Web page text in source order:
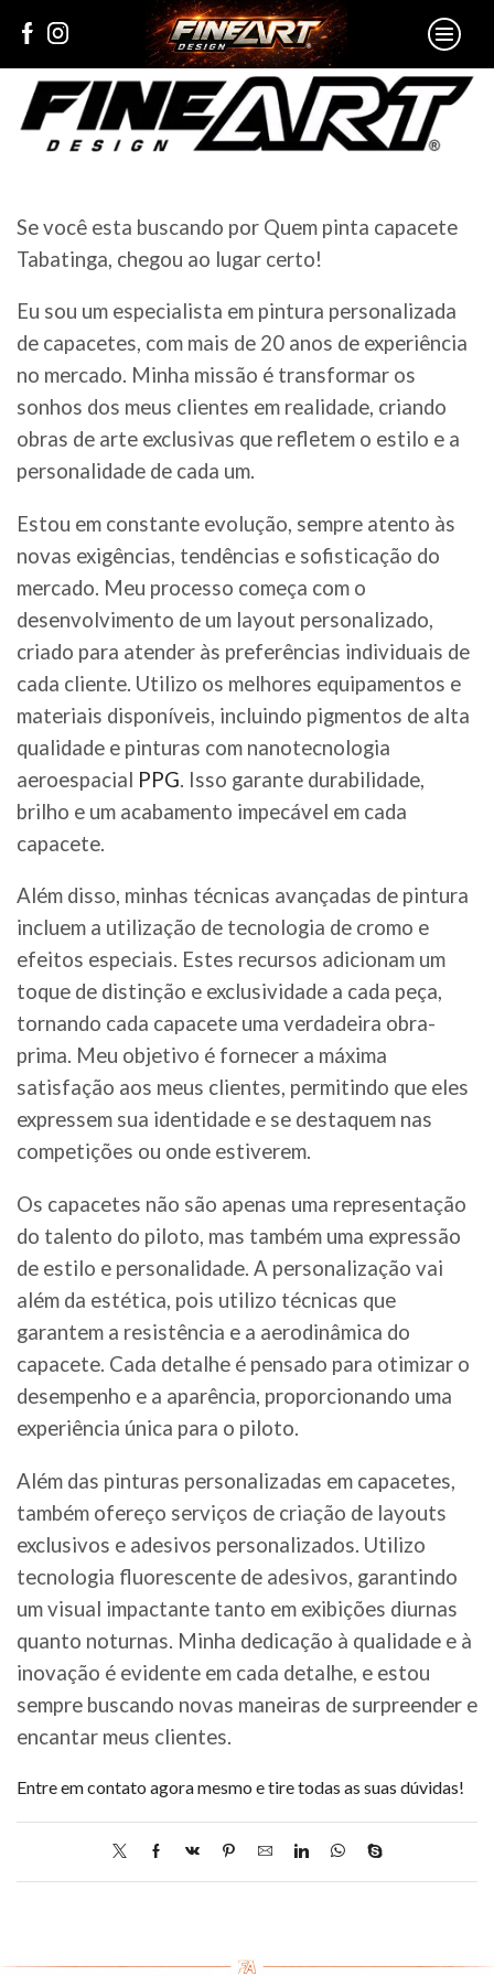
Se você esta buscando por Quem pinta capacete
Tabatinga, chegou ao lugar certo!
Eu sou um especialista em pintura personalizada
de capacetes, com mais de 20 anos de experiência
no mercado. Minha missão é transformar os
sonhos dos meus clientes em realidade, criando
obras de arte exclusivas que refletem o estilo e a
personalidade de cada um.
Estou em constante evolução, sempre atento às
novas exigências, tendências e sofisticação do
mercado. Meu processo começa com o
desenvolvimento de um layout personalizado,
criado para atender às preferências individuais de
cada cliente. Utilizo os melhores equipamentos e
materiais disponíveis, incluindo pigmentos de alta
qualidade e pinturas com nanotecnologia
aeroespacial PPG. Isso garante durabilidade,
brilho e um acabamento impecável em cada
capacete.
Além disso, minhas técnicas avançadas de pintura
incluem a utilização de tecnologia de cromo e
efeitos especiais. Estes recursos adicionam um
toque de distinção e exclusividade a cada peça,
tornando cada capacete uma verdadeira obra-
prima. Meu objetivo é fornecer a máxima
satisfação aos meus clientes, permitindo que eles
expressem sua identidade e se destaquem nas
competições ou onde estiverem.
Os capacetes não são apenas uma representação
do talento do piloto, mas também uma expressão
de estilo e personalidade. A personalização vai
além da estética, pois utilizo técnicas que
garantem a resistência e a aerodinâmica do
capacete. Cada detalhe é pensado para otimizar o
desempenho e a aparência, proporcionando uma
experiência única para o piloto.
Além das pinturas personalizadas em capacetes,
também ofereço serviços de criação de layouts
exclusivos e adesivos personalizados. Utilizo
tecnologia fluorescente de adesivos, garantindo
um visual impactante tanto em exibições diurnas
quanto noturnas. Minha dedicação à qualidade e à
inovação é evidente em cada detalhe, e estou
sempre buscando novas maneiras de surpreender e
encantar meus clientes.
Entre em contato agora mesmo e tire todas as suas dúvidas!